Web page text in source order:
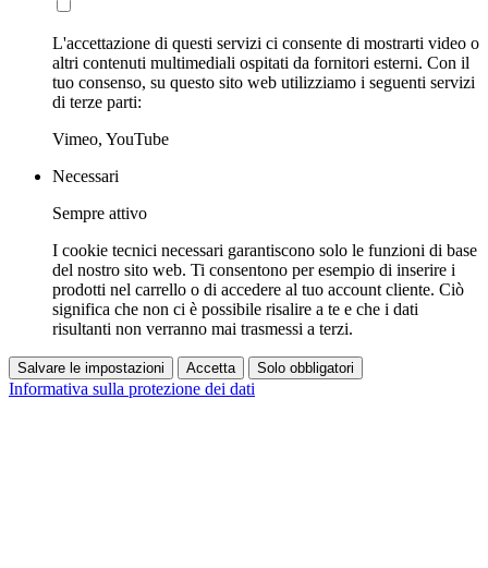
L'accettazione di questi servizi ci consente di mostrarti video o
altri contenuti multimediali ospitati da fornitori esterni. Con il
tuo consenso, su questo sito web utilizziamo i seguenti servizi
di terze parti:
Vimeo, YouTube
Necessari
Sempre attivo
I cookie tecnici necessari garantiscono solo le funzioni di base
del nostro sito web. Ti consentono per esempio di inserire i
prodotti nel carrello o di accedere al tuo account cliente. Ciò
significa che non ci è possibile risalire a te e che i dati
risultanti non verranno mai trasmessi a terzi.
Salvare le impostazioni Accetta Solo obbligatori
Informativa sulla protezione dei dati